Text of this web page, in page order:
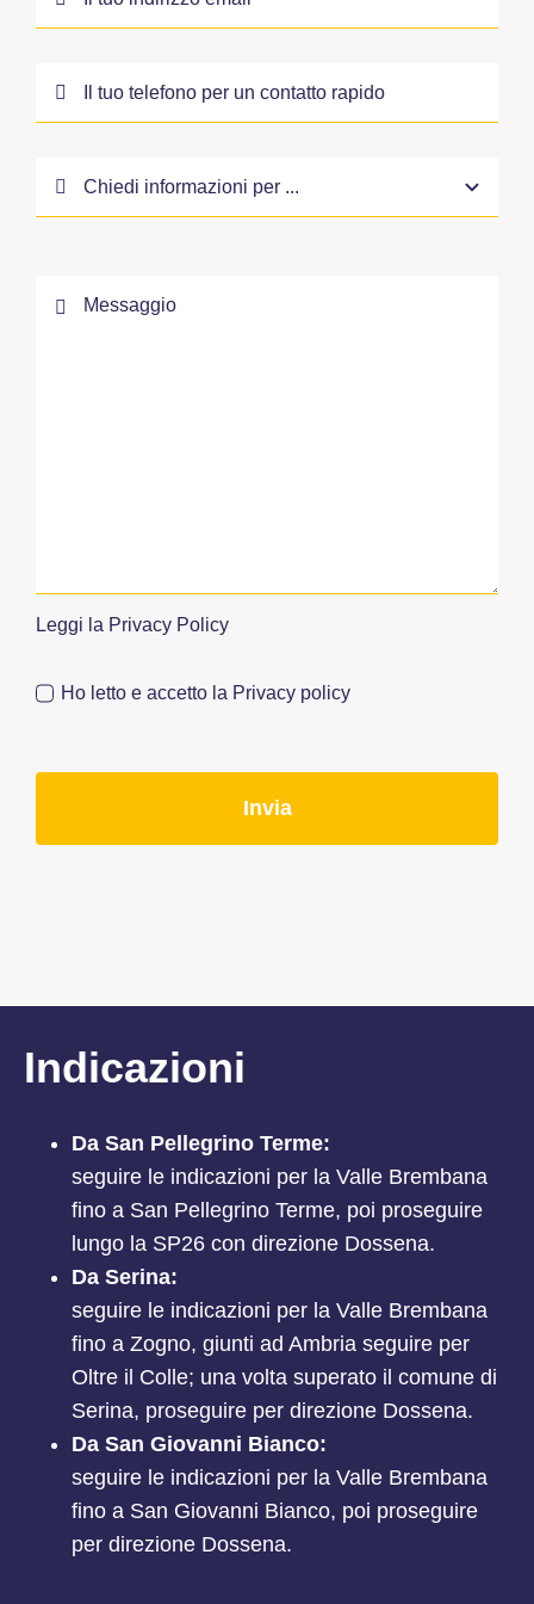
Leggi la Privacy Policy
Ho letto e accetto la Privacy policy
Invia
Indicazioni
Da San Pellegrino Terme:
seguire le indicazioni per la Valle Brembana
fino a San Pellegrino Terme, poi proseguire
lungo la SP26 con direzione Dossena.
Da Serina:
seguire le indicazioni per la Valle Brembana
fino a Zogno, giunti ad Ambria seguire per
Oltre il Colle; una volta superato il comune di
Serina, proseguire per direzione Dossena.
Da San Giovanni Bianco:
seguire le indicazioni per la Valle Brembana
fino a San Giovanni Bianco, poi proseguire
per direzione Dossena.